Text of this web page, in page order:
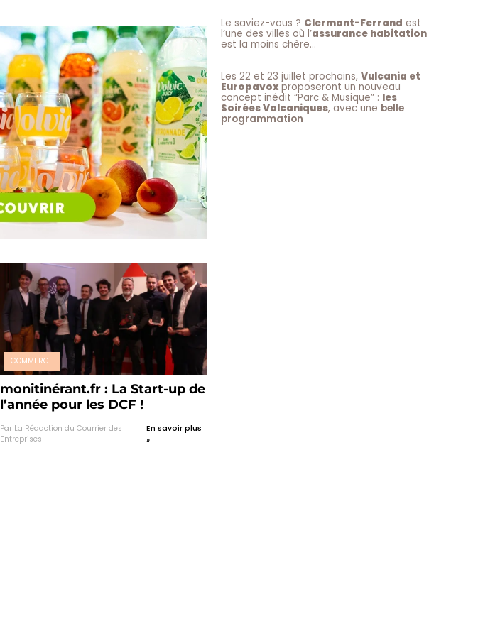
COMMERCE
monitinérant.fr : La Start-up de
l’année pour les DCF !
Par La Rédaction du Courrier des
Entreprises
En savoir plus
»
Le saviez-vous ? Clermont-Ferrand est
l’une des villes où l’assurance habitation
est la moins chère…
Les 22 et 23 juillet prochains, Vulcania et
Europavox proposeront un nouveau
concept inédit “Parc & Musique” : les
Soirées Volcaniques, avec une belle
programmation